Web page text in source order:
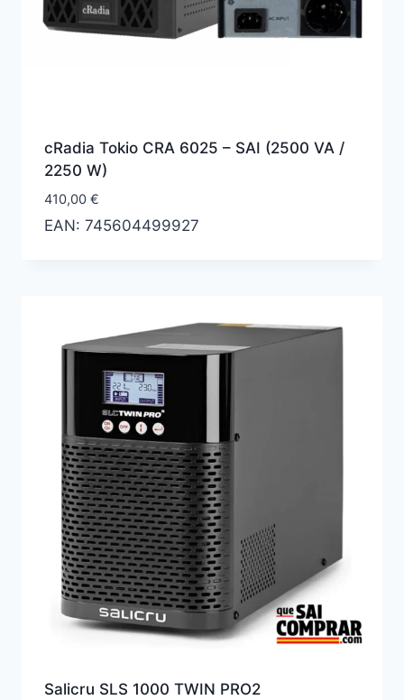
cRadia Tokio CRA 6025 – SAI (2500 VA /
2250 W)
410,00 €
EAN: 745604499927
Salicru SLS 1000 TWIN PRO2